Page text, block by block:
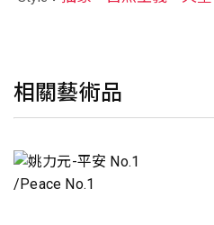
相關藝術品